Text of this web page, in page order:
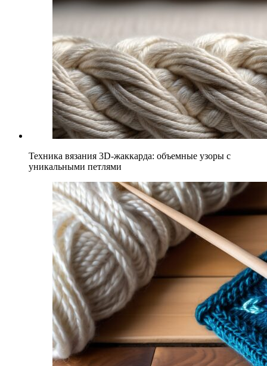
Техника вязания 3D-жаккарда: объемные узоры с
уникальными петлями